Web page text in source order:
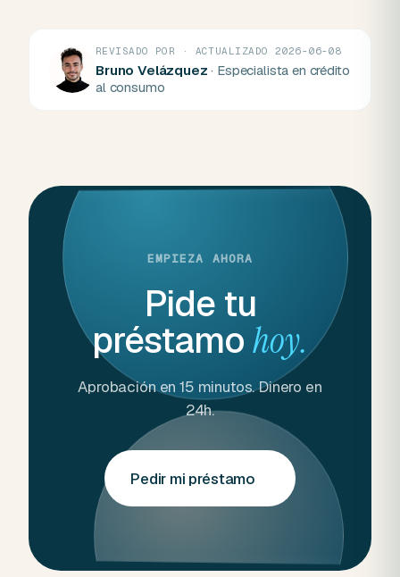
REVISADO POR · ACTUALIZADO 2026-06-08
Bruno Velázquez · Especialista en crédito
al consumo
EMPIEZA AHORA
Pide tu
préstamohoy.
Aprobación en 15 minutos. Dinero en
24h.
Pedir mi préstamo